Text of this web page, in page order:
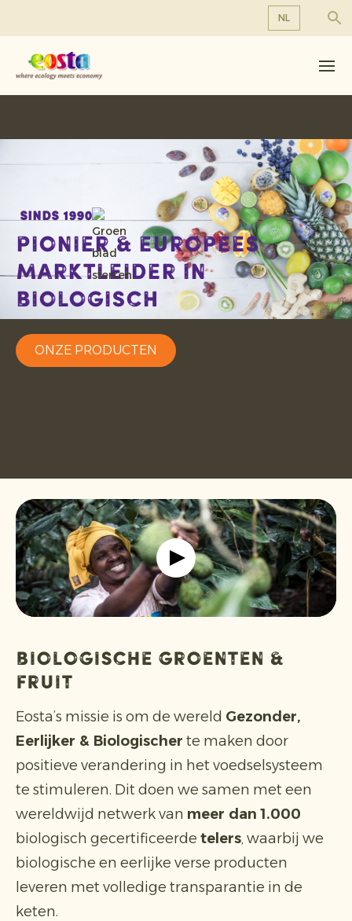
NL
Over ons
Producten
Nieuws & Persberichten
Werken bij Eosta
Sinds 1990
Pionier & Europees
marktleider in
biologisch
ONZE PRODUCTEN
Biologische groenten &
fruit
Eosta’s missie is om de wereld Gezonder,
Eerlijker & Biologischer te maken door
positieve verandering in het voedselsysteem
te stimuleren. Dit doen we samen met een
wereldwijd netwerk van meer dan 1.000
biologisch gecertificeerde telers, waarbij we
biologische en eerlijke verse producten
leveren met volledige transparantie in de
keten.